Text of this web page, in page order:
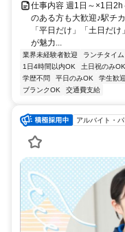
仕事内容 週1日～×1日
のある方も大歓迎♪駅チ
「平日だけ」「土日だ
が魅力...
業界未経験者歓迎 ランチタイム
1日4時間以内OK
土日祝のみOK
学歴不問
平日のみOK 学生歓迎
ブランクOK
交通費支給
アルバイト・パ